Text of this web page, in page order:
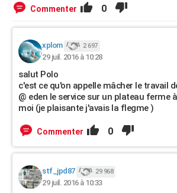
Commenter 0
xplom 2 697
29 juil. 2016 à 10:28
salut Polo
c'est ce qu'on appelle mâcher le travail
@ eden le service sur un plateau ferme
moi (je plaisante j'avais la flegme )
Commenter 0
stf_jpd87 29 968
29 juil. 2016 à 10:33